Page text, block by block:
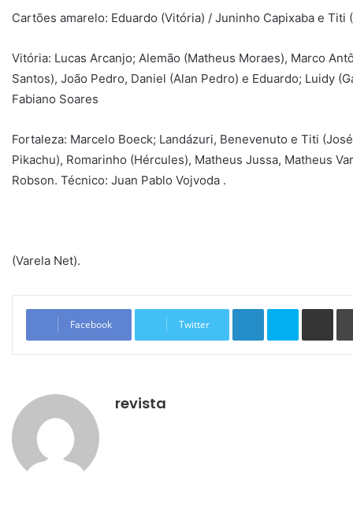
Cartões amarelo: Eduardo (Vitória) / Juninho Capixaba e Titi
Vitória: Lucas Arcanjo; Alemão (Matheus Moraes), Marco
Santos), João Pedro, Daniel (Alan Pedro) e Eduardo; Luidy
Fabiano Soares
Fortaleza: Marcelo Boeck; Landázuri, Benevenuto e Titi
Pikachu), Romarinho (Hércules), Matheus Jussa, Matheus
Robson. Técnico: Juan Pablo Vojvoda .
(Varela Net).
Facebook Twitter
Linkedin Skype
revista